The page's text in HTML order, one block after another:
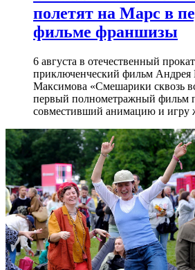
полетят на Марс в
фильме франшизы
6 августа в отечественный
приключенческий фильм
Максимова «Смешарики сквозь
первый полнометражный фильм
совместивший анимацию и игру